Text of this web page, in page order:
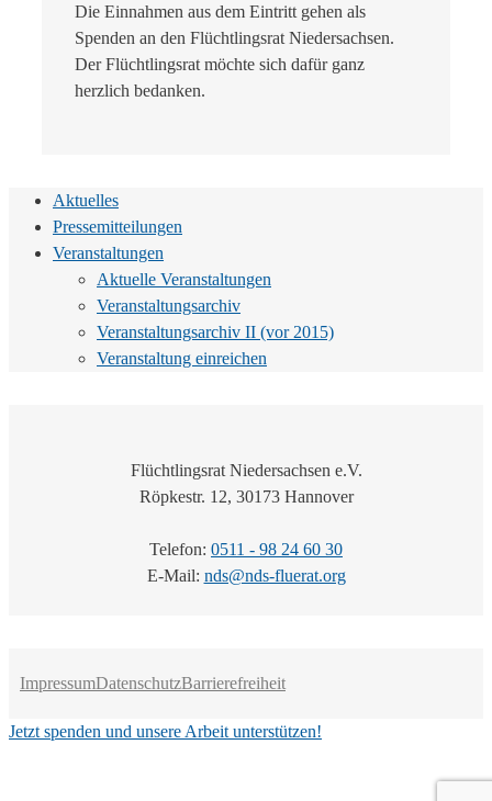
Die Einnahmen aus dem Eintritt gehen als
Spenden an den Flüchtlingsrat Niedersachsen.
Der Flüchtlingsrat möchte sich dafür ganz
herzlich bedanken.
Aktuelles
Pressemitteilungen
Veranstaltungen
Aktuelle Veranstaltungen
Veranstaltungsarchiv
Veranstaltungsarchiv II (vor 2015)
Veranstaltung einreichen
Flüchtlingsrat Niedersachsen e.V.
Röpkestr. 12, 30173 Hannover
Telefon: 0511 - 98 24 60 30
E-Mail: nds@nds-fluerat.org
ImpressumDatenschutzBarrierefreiheit
Jetzt spenden und unsere Arbeit unterstützen!